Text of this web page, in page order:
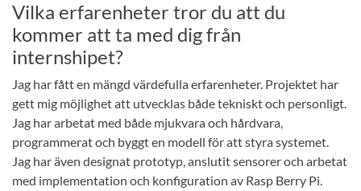
Vilka erfarenheter tror du att du
kommer att ta med dig från
internshipet?
Jag har fått en mängd värdefulla erfarenheter. Projektet har
gett mig möjlighet att utvecklas både tekniskt och personligt.
Jag har arbetat med både mjukvara och hårdvara,
programmerat och byggt en modell för att styra systemet.
Jag har även designat prototyp, anslutit sensorer och arbetat
med implementation och konfiguration av Rasp Berry Pi.